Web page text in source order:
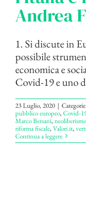
Andrea
1. Si discute in
possibile
economica e
Covid-19 e uno
23 Luglio, 2020 |
pubblico europeo,Covid-
Marco Bersani,neoliberismo
riforma fiscale,Valori.it,
Continua a leggere